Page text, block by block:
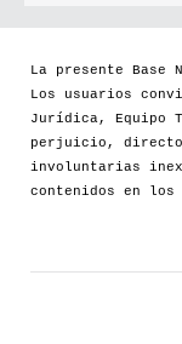
La presente Base
Los usuarios
Jurídica, Equipo
perjuicio, directo
involuntarias
contenidos en los